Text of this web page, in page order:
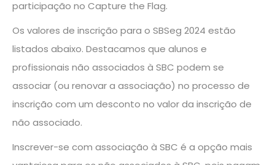
participação no Capture the Flag.
Os valores de inscrição para o SBSeg 2024 estão
listados abaixo. Destacamos que alunos e
profissionais não associados à SBC podem se
associar (ou renovar a associação) no processo de
inscrição com um desconto no valor da inscrição de
não associado.
Inscrever-se com associação à SBC é a opção mais